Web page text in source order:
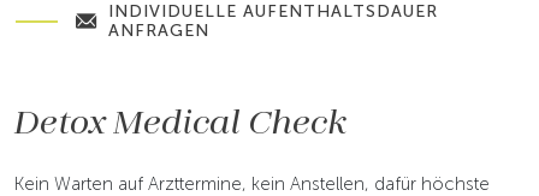
INDIVIDUELLE AUFENTHALTSDAUER
ANFRAGEN
Detox Medical Check
Kein Warten auf Arzttermine, kein Anstellen, dafür höchste